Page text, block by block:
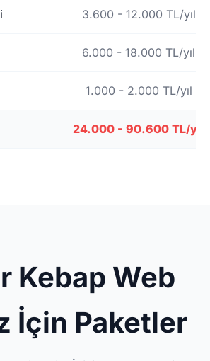
3.600 - 12.000 TL/yıl
6.000 - 18.000 TL/yıl
1.000 - 2.000 TL/yıl
24.000 - 90.600 TL/yıl
Kebap Web
İçin Paketler